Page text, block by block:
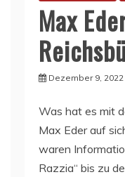
Max
Dezember 9, 2022
Was hat es mit
Max Eder auf
waren
Razzia“ bis zu